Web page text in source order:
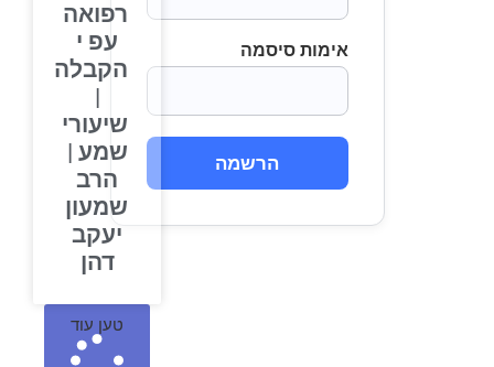
אימות סיסמה
הרשמה
רפואה
עפ י
הקבלה
שיעורי
שמע |
הרב
שמעון
יעקב
דהן
טען עוד